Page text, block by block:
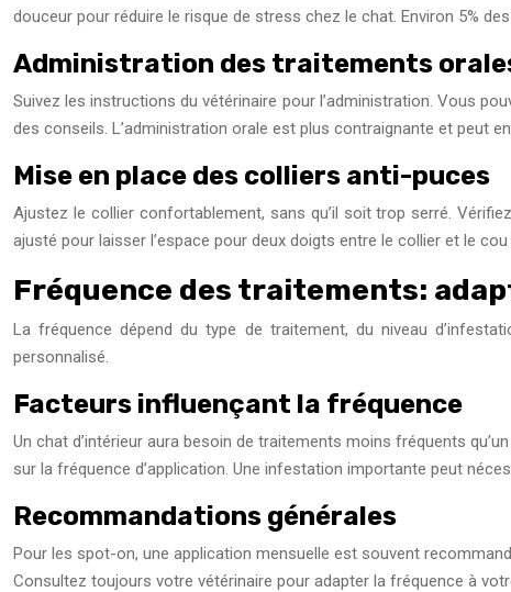
douceur pour réduire le risque de stress chez le chat. Environ 5%
Administration des traitements
Suivez les instructions du vétérinaire pour l’administration. Vous
des conseils. L’administration orale est plus contraignante et peut
Mise en place des colliers anti-puces
Ajustez le collier confortablement, sans qu’il soit trop serré.
ajusté pour laisser l’espace pour deux doigts entre le collier et le cou
Fréquence des traitements:
La fréquence dépend du type de traitement, du niveau
personnalisé.
Facteurs influençant la fréquence
Un chat d’intérieur aura besoin de traitements moins fréquents
sur la fréquence d’application. Une infestation importante peut
Recommandations générales
Pour les spot-on, une application mensuelle est souvent
Consultez toujours votre vétérinaire pour adapter la fréquence à